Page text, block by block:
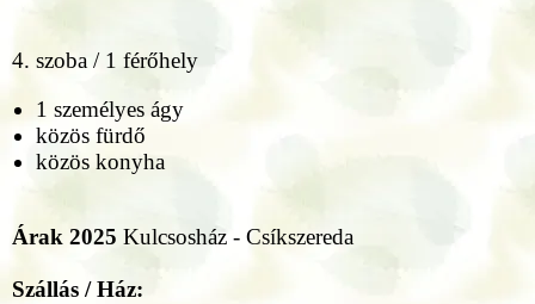
4. szoba / 1 férőhely
1 személyes ágy
közös fürdő
közös konyha
Árak 2025 Kulcsosház - Csíkszereda
Szállás / Ház: